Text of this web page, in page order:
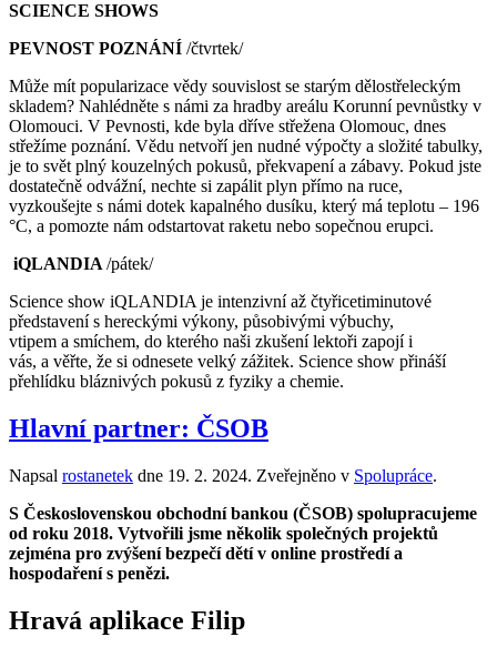
SCIENCE SHOWS
PEVNOST POZNÁNÍ /čtvrtek/
Může mít popularizace vědy souvislost se starým dělostřeleckým
skladem? Nahlédněte s námi za hradby areálu Korunní pevnůstky v
Olomouci. V Pevnosti, kde byla dříve střežena Olomouc, dnes
střežíme poznání. Vědu netvoří jen nudné výpočty a složité tabulky,
je to svět plný kouzelných pokusů, překvapení a zábavy. Pokud jste
dostatečně odvážní, nechte si zapálit plyn přímo na ruce,
vyzkoušejte s námi dotek kapalného dusíku, který má teplotu – 196
°C, a pomozte nám odstartovat raketu nebo sopečnou erupci.
iQLANDIA /pátek/
Science show iQLANDIA je intenzivní až čtyřicetiminutové
představení s hereckými výkony, působivými výbuchy,
vtipem a smíchem, do kterého naši zkušení lektoři zapojí i
vás, a věřte, že si odnesete velký zážitek. Science show přináší
přehlídku bláznivých pokusů z fyziky a chemie.
Hlavní partner: ČSOB
Napsal rostanetek dne 19. 2. 2024. Zveřejněno v Spolupráce.
S Československou obchodní bankou (ČSOB) spolupracujeme
od roku 2018. Vytvořili jsme několik společných projektů
zejména pro zvýšení bezpečí dětí v online prostředí a
hospodaření s penězi.
Hravá aplikace Filip